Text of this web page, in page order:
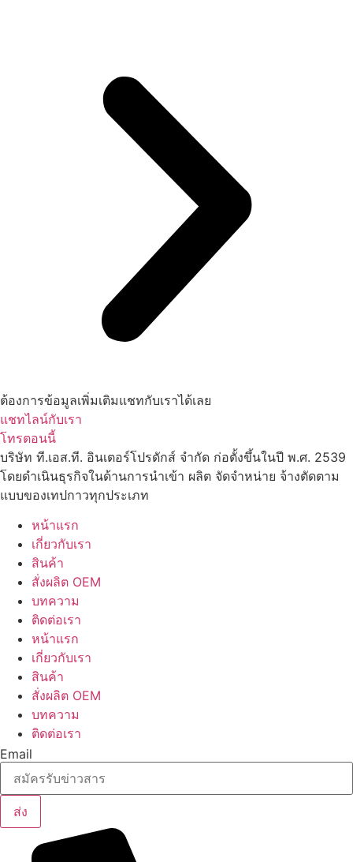
ต้องการข้อมูลเพิ่มเติมแชทกับเราได้เลย
แชทไลน์กับเรา
โทรตอนนี้
บริษัท ที.เอส.ที. อินเตอร์โปรดักส์ จำกัด ก่อตั้งขึ้นในปี พ.ศ. 2539
โดยดำเนินธุรกิจในด้านการนำเข้า ผลิต จัดจำหน่าย จ้างตัดตาม
แบบของเทปกาวทุกประเภท
หน้าแรก
เกี่ยวกับเรา
สินค้า
สั่งผลิต OEM
บทความ
ติดต่อเรา
หน้าแรก
เกี่ยวกับเรา
สินค้า
สั่งผลิต OEM
บทความ
ติดต่อเรา
Email
ส่ง